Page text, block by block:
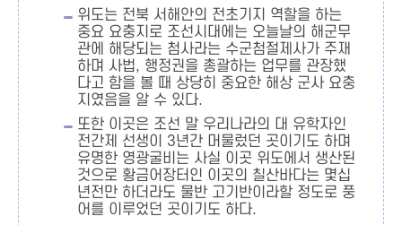
위도는 전북 서해안의 전초기지 역할을 하는
중요 요충지로 조선시대에는 오늘날의 해군무
관에 해당되는 첨사라는 수군첨절제사가 주재
하며 사법, 행정권을 총괄하는 업무를 관장했
다고 함을 볼 때 상당히 중요한 해상 군사 요충
지였음을 알 수 있다.
또한 이곳은 조선 말 우리나라의 대 유학자인
전간제 선생이 3년간 머물렀던 곳이기도 하며
유명한 영광굴비는 사실 이곳 위도에서 생산된
것으로 황금어장터인 이곳의 칠산바다는 몇십
년전만 하더라도 물반 고기반이라할 정도로 풍
어를 이루었던 곳이기도 하다.